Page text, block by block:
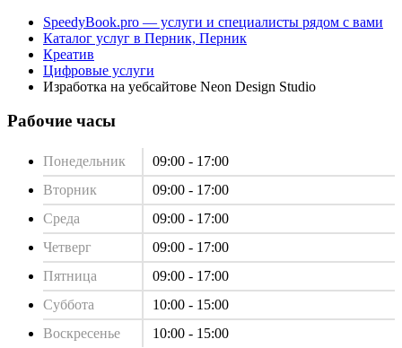
SpeedyBook.pro — услуги и специалисты рядом с вами
Каталог услуг в Перник, Перник
Креатив
Цифровые услуги
Изработка на уебсайтове Neon Design Studio
Рабочие часы
Понедельник
09:00 - 17:00
Вторник
09:00 - 17:00
Среда
09:00 - 17:00
Четверг
09:00 - 17:00
Пятница
09:00 - 17:00
Суббота
10:00 - 15:00
Воскресенье
10:00 - 15:00